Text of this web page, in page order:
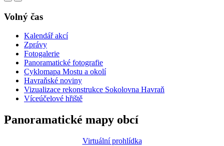
Volný čas
Kalendář akcí
Zprávy
Fotogalerie
Panoramatické fotografie
Cyklomapa Mostu a okolí
Havraňské noviny
Vizualizace rekonstrukce Sokolovna Havraň
Víceúčelové hřiště
Panoramatické mapy obcí
Virtuální prohlídka